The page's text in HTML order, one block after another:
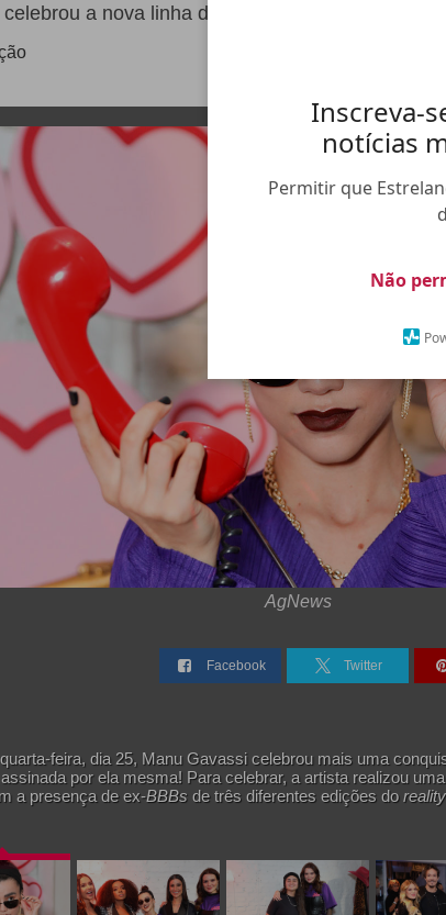
Inscreva-
notícias
Permitir que
Não
a nova linha de óculos em um evento
AgNews
Facebook Twitter
feira, dia 25, Manu Gavassi celebrou mais uma
por ela mesma! Para celebrar, a artista realizou
a presença de ex-BBBsde três diferentes edições doreality
FALE CONOSCO
| Todos os direitos reservados